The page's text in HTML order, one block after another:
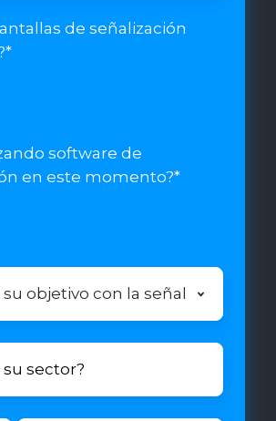
de señalización
*
software de
en este momento?*